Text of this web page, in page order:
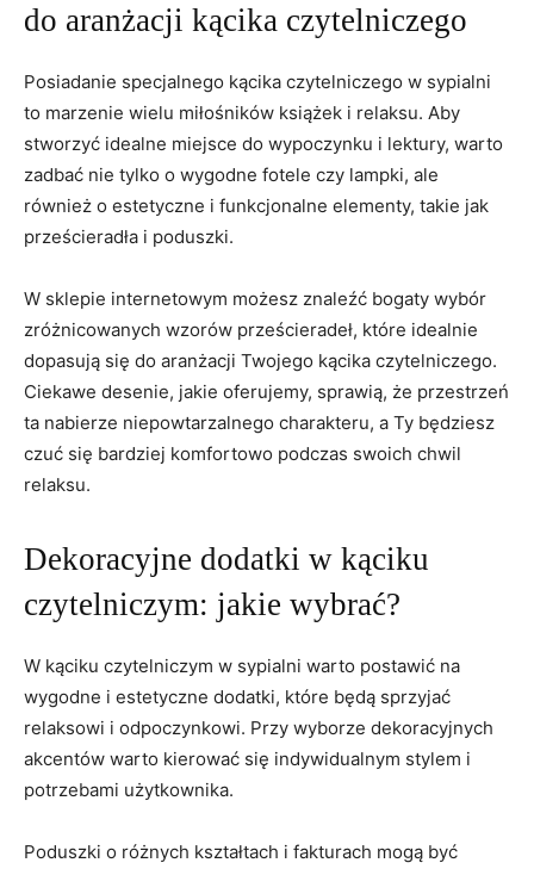
‌do aranżacji kącika czytelniczego
Posiadanie specjalnego kącika czytelniczego w sypialni
to marzenie​ wielu miłośników książek⁢ i relaksu. ‍Aby
stworzyć ‌idealne miejsce do‌ wypoczynku i lektury, warto
zadbać nie tylko o wygodne fotele czy lampki,⁢ ale
również o⁢ estetyczne i funkcjonalne elementy,‍ takie jak
prześcieradła i poduszki.
W sklepie internetowym możesz znaleźć ​bogaty wybór‍
zróżnicowanych wzorów prześcieradeł, które idealnie
dopasują się do aranżacji Twojego kącika ​czytelniczego.
⁣Ciekawe desenie, jakie oferujemy, sprawią,⁤ że przestrzeń
ta nabierze niepowtarzalnego charakteru, a Ty będziesz
czuć się bardziej komfortowo podczas swoich chwil
relaksu.
Dekoracyjne dodatki w kąciku
czytelniczym: jakie⁢ wybrać?
W kąciku⁢ czytelniczym w‍ sypialni warto postawić na
wygodne i estetyczne dodatki, które ​będą sprzyjać
relaksowi i odpoczynkowi. Przy wyborze dekoracyjnych
akcentów warto kierować się indywidualnym stylem i
potrzebami użytkownika.
Poduszki o różnych kształtach i fakturach ​mogą być